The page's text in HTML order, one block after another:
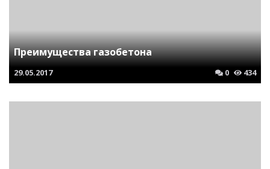
Преимущества газобетона
29.05.2017 0 434